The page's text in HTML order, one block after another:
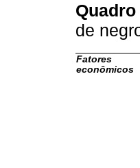
Quadro
de
Fatores
econômicos